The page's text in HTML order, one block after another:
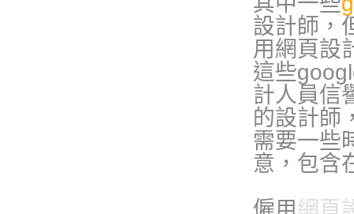
設計師，
用網頁設
這些
計人員信
的設計師
需要一些
意，包含